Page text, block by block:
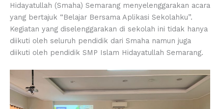
Hidayatullah (Smaha) Semarang menyelenggarakan acara
yang bertajuk “Belajar Bersama Aplikasi Sekolahku”.
Kegiatan yang diselenggarakan di sekolah ini tidak hanya
diikuti oleh seluruh pendidik dari Smaha namun juga
diikuti oleh pendidik SMP Islam Hidayatullah Semarang.